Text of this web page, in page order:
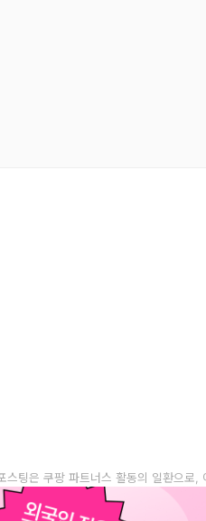
스팅은 쿠팡 파트너스 활동의 일환으로